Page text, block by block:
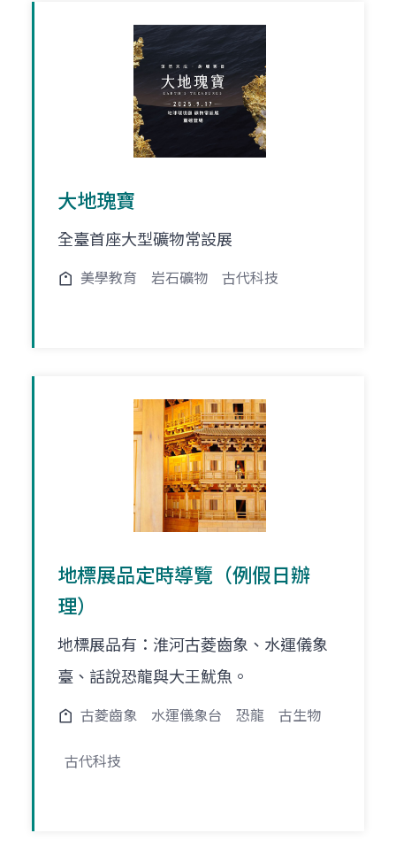
大地瑰寶
全臺首座大型礦物常設展
美學教育 岩石礦物 古代科技
地標展品定時導覽（例假日辦
理）
地標展品有：淮河古菱齒象、水運儀象
臺、話說恐龍與大王魷魚。
古菱齒象 水運儀象台 恐龍 古生物
古代科技